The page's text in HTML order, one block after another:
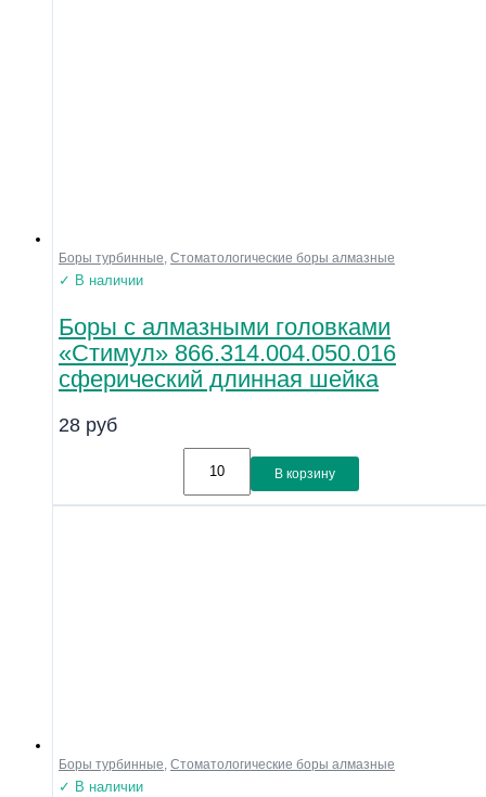
Боры турбинные, Стоматологические боры алмазные
✓ В наличии
Боры с алмазными головками
«Стимул» 866.314.004.050.016
сферический длинная шейка
28 руб
В корзину
Боры турбинные Стоматологические боры алмазные
✓ В наличии